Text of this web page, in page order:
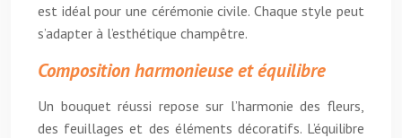
est idéal pour une cérémonie civile. Chaque style peut
s’adapter à l’esthétique champêtre.
Composition harmonieuse et équilibre
Un bouquet réussi repose sur l’harmonie des fleurs,
des feuillages et des éléments décoratifs. L’équilibre